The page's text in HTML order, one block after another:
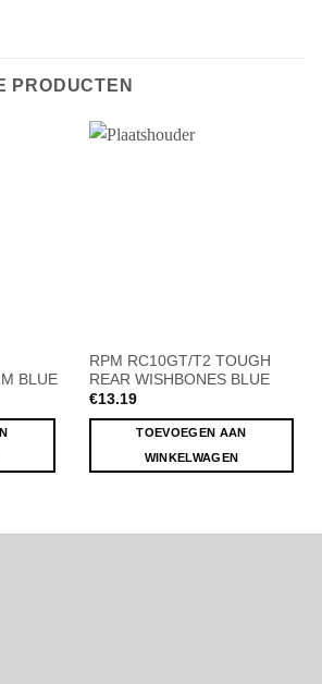
PRODUCTEN
BLUE
RPM RC10GT/T2 TOUGH
REAR WISHBONES BLUE
€13.19
TOEVOEGEN AAN
WINKELWAGEN